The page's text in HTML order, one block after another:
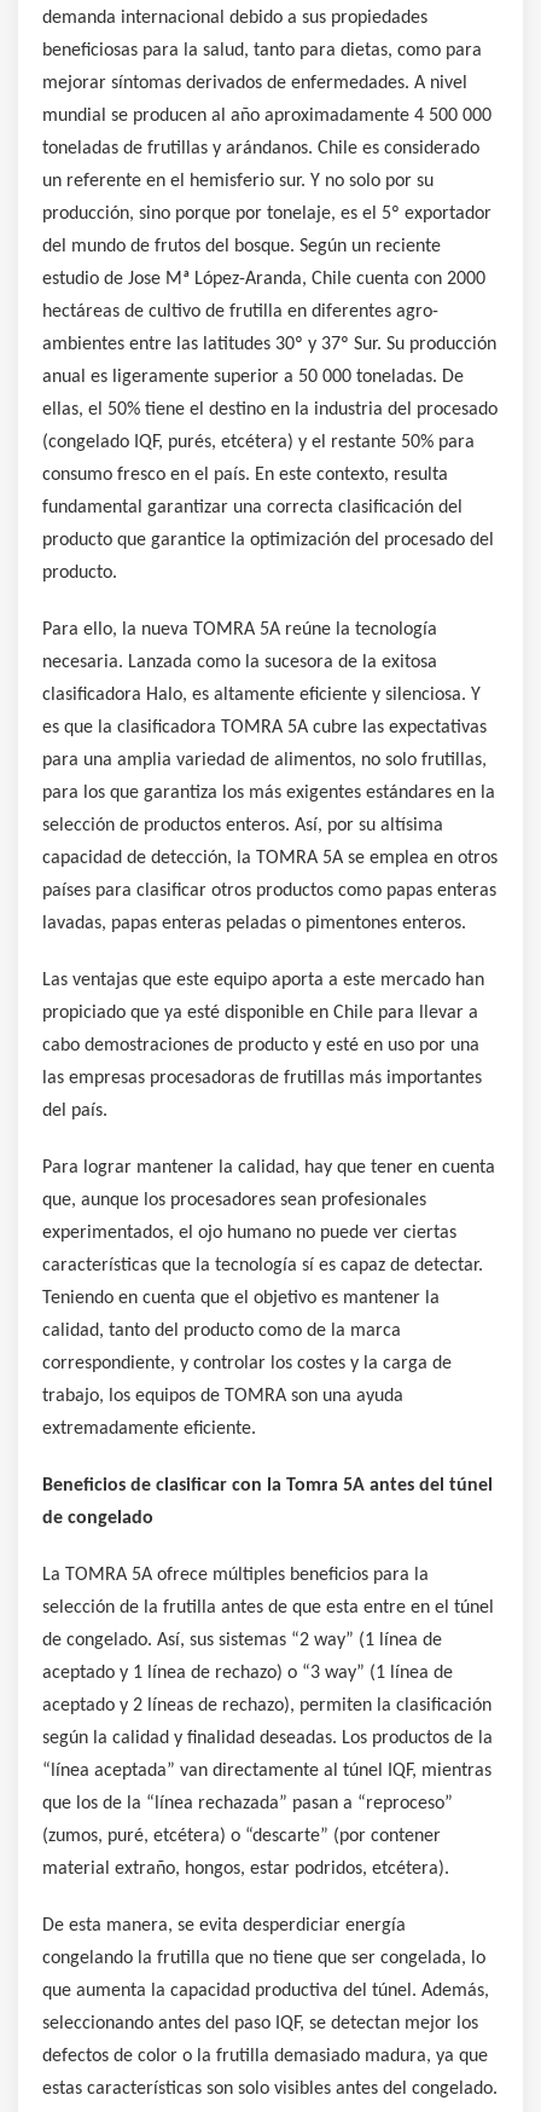
demanda internacional debido a sus propiedades
beneficiosas para la salud, tanto para dietas, como para
mejorar síntomas derivados de enfermedades. A nivel
mundial se producen al año aproximadamente 4 500 000
toneladas de frutillas y arándanos. Chile es considerado
un referente en el hemisferio sur. Y no solo por su
producción, sino porque por tonelaje, es el 5º exportador
del mundo de frutos del bosque. Según un reciente
estudio de Jose Mª López-Aranda, Chile cuenta con 2000
hectáreas de cultivo de frutilla en diferentes agro-
ambientes entre las latitudes 30º y 37º Sur. Su producción
anual es ligeramente superior a 50 000 toneladas. De
ellas, el 50% tiene el destino en la industria del procesado
(congelado IQF, purés, etcétera) y el restante 50% para
consumo fresco en el país. En este contexto, resulta
fundamental garantizar una correcta clasificación del
producto que garantice la optimización del procesado del
producto.
Para ello, la nueva TOMRA 5A reúne la tecnología
necesaria. Lanzada como la sucesora de la exitosa
clasificadora Halo, es altamente eficiente y silenciosa. Y
es que la clasificadora TOMRA 5A cubre las expectativas
para una amplia variedad de alimentos, no solo frutillas,
para los que garantiza los más exigentes estándares en la
selección de productos enteros. Así, por su altísima
capacidad de detección, la TOMRA 5A se emplea en otros
países para clasificar otros productos como papas enteras
lavadas, papas enteras peladas o pimentones enteros.
Las ventajas que este equipo aporta a este mercado han
propiciado que ya esté disponible en Chile para llevar a
cabo demostraciones de producto y esté en uso por una
las empresas procesadoras de frutillas más importantes
del país.
Para lograr mantener la calidad, hay que tener en cuenta
que, aunque los procesadores sean profesionales
experimentados, el ojo humano no puede ver ciertas
características que la tecnología sí es capaz de detectar.
Teniendo en cuenta que el objetivo es mantener la
calidad, tanto del producto como de la marca
correspondiente, y controlar los costes y la carga de
trabajo, los equipos de TOMRA son una ayuda
extremadamente eficiente.
Beneficios de clasificar con la Tomra 5A antes del túnel
de congelado
La TOMRA 5A ofrece múltiples beneficios para la
selección de la frutilla antes de que esta entre en el túnel
de congelado. Así, sus sistemas “2 way” (1 línea de
aceptado y 1 línea de rechazo) o “3 way” (1 línea de
aceptado y 2 líneas de rechazo), permiten la clasificación
según la calidad y finalidad deseadas. Los productos de la
“línea aceptada” van directamente al túnel IQF, mientras
que los de la “línea rechazada” pasan a “reproceso”
(zumos, puré, etcétera) o “descarte” (por contener
material extraño, hongos, estar podridos, etcétera).
De esta manera, se evita desperdiciar energía
congelando la frutilla que no tiene que ser congelada, lo
que aumenta la capacidad productiva del túnel. Además,
seleccionando antes del paso IQF, se detectan mejor los
defectos de color o la frutilla demasiado madura, ya que
estas características son solo visibles antes del congelado.